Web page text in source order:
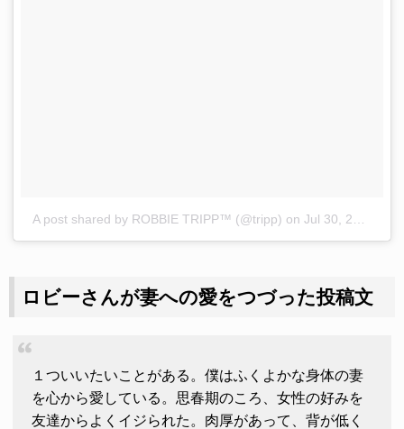
A post shared by ROBBIE TRIPP™ (@tripp) on Jul 30, 2017 at 6:10pm PDT
ロビーさんが妻への愛をつづった投稿文
１ついいたいことがある。僕はふくよかな身体の妻
を心から愛している。思春期のころ、女性の好みを
友達からよくイジられた。肉厚があって、背が低く